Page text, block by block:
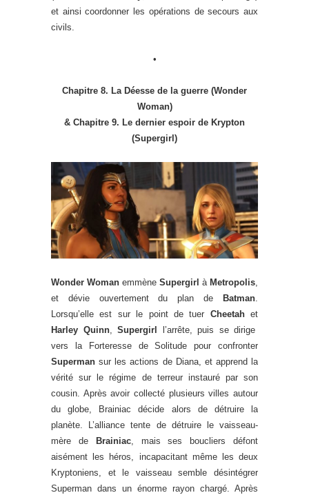
et ainsi coordonner les opérations de secours aux
civils.
•
Chapitre 8. La Déesse de la guerre (Wonder
Woman)
& Chapitre 9. Le dernier espoir de Krypton
(Supergirl)
Wonder Woman emmène Supergirl à Metropolis,
et dévie ouvertement du plan de
Batman.
Lorsqu’elle est sur le point de tuer Cheetahet
Harley Quinn,Supergirl
l’arrête, puis se dirige
vers la Forteresse de Solitude pour confronter
Superman sur les actions de Diana, et apprend la
vérité sur le régime de terreur instauré par son
cousin. Après avoir collecté plusieurs villes autour
du globe, Brainiac décide alors de détruire la
planète. L’alliance tente de détruire le vaisseau-
mère de
Brainiac, mais ses boucliers défont
aisément les héros, incapacitant même les deux
Kryptoniens, et le vaisseau semble désintégrer
Superman dans un énorme rayon chargé. Après